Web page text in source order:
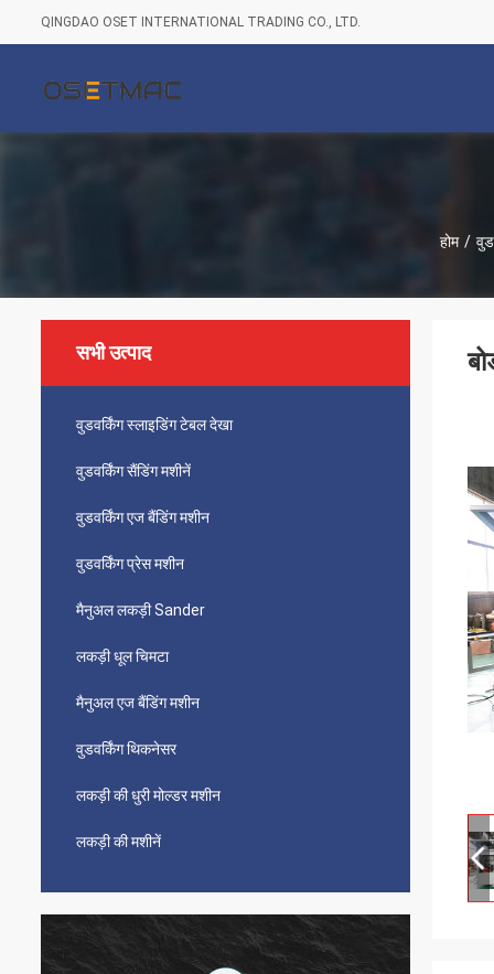
QINGDAO OSET INTERNATIONAL TRADING CO., LTD.
होम /
सभी उत्पाद
वुडवर्किंग स्लाइडिंग टेबल देखा
वुडवर्किंग सैंडिंग मशीनें
वुडवर्किंग एज बैंडिंग मशीन
वुडवर्किंग प्रेस मशीन
मैनुअल लकड़ी Sander
लकड़ी धूल चिमटा
मैनुअल एज बैंडिंग मशीन
वुडवर्किंग थिकनेसर
लकड़ी की धुरी मोल्डर मशीन
लकड़ी की मशीनें